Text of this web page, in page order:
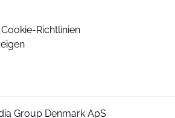
Richtlinien
Group Denmark ApS